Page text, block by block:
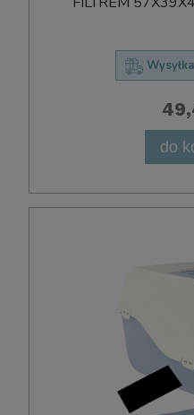
do